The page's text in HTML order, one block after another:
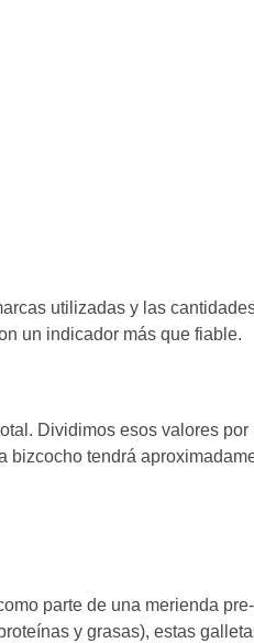
utilizadas y las
un indicador más que fiable.
Dividimos esos valores
tendrá
parte de una merienda
y grasas), estas